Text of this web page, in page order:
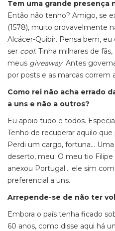
Tem uma grande presença
Então não tenho? Amigo, se
(1578), muito provavelmente
Alcácer-Quibir. Pensa bem, eu
ser cool. Tinha milhares de fãs,
meus giveaway. Antes
por posts e as marcas correm
Como rei não acha errado
a uns e não a outros?
Eu apoio tudo e todos.
Tenho de recuperar aquilo
Perdi um cargo, fortuna…
deserto, meu. O meu tio
anexou Portugal… ele sim
preferencial a uns.
Arrepende-se de não ter
Embora o país tenha ficado
60 anos, como disse aqui há